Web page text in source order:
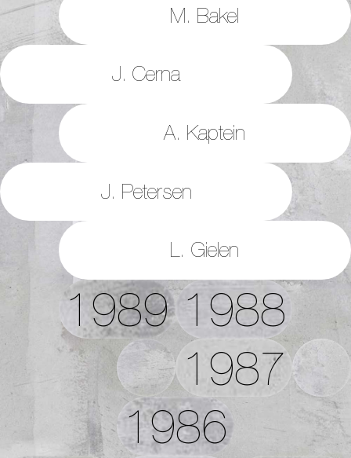
M. Bakel
J. Cerna
A. Kaptein
J. Petersen
L. Gielen
1989 1988
1987
1986